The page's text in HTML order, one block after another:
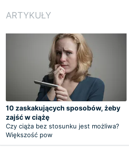
ARTYKUŁY
10 zaskakujących sposobów, żeby
zajść w ciążę
Czy ciąża bez stosunku jest możliwa?
Większość pow